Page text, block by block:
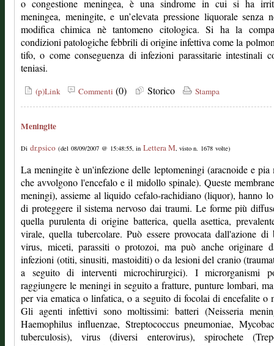
o congestione meningea, è una sindrome in cui si ha
meningea, meningite, e un’elevata pressione liquorale senza
modifica chimica nè tantomeno citologica. Si ha la
condizioni patologiche febbrili di origine infettiva come la
tifo, o come conseguenza di infezioni parassitarie intestinali
teniasi.
(p)Link Commenti (0) Storico Stampa
Meningite
Di dr.psico (del 08/09/2007 @ 15:48:55, in Lettera M, visto n. 1678 volte)
La meningite è un'infezione delle leptomeningi (aracnoide e pia
che avvolgono l'encefalo e il midollo spinale). Queste
meningi), assieme al liquido cefalo-rachidiano (liquor), hanno
di proteggere il sistema nervoso dai traumi. Le forme più
quella purulenta di origine batterica, quella asettica,
virale, quella tubercolare. Può essere provocata dall'azione di
virus, miceti, parassiti o protozoi, ma può anche originare
infezioni (otiti, sinusiti, mastoiditi) o da lesioni del cranio
a seguito di interventi microchirurgici). I microrganismi
raggiungere le meningi in seguito a fratture, punture lombari,
per via ematica o linfatica, o a seguito di focolai di encefalite o
Gli agenti infettivi sono moltissimi: batteri (Neisseria
Haemophilus influenzae, Streptococcus pneumoniae,
tuberculosis), virus (diversi enterovirus), spirochete